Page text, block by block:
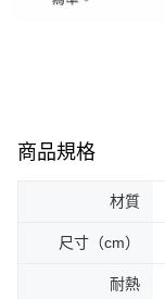
商品規格
材質
尺寸（cm）
耐熱